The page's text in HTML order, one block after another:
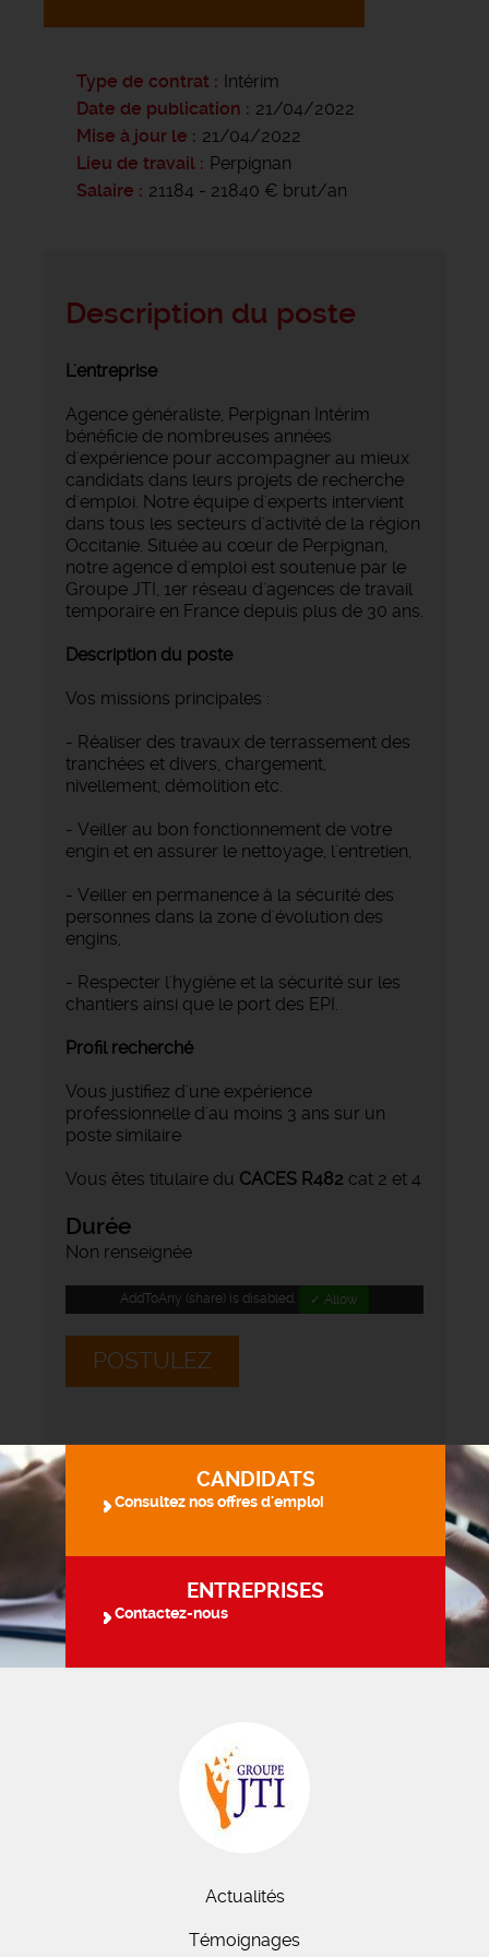
Type de contrat
Intérim
Date de publication
21/04/2022
Mise à jour le
21/04/2022
Lieu de travail
Perpignan
Salaire
21184 - 21840 € brut/an
Description du poste
L'entreprise
Agence généraliste, Perpignan Intérim
bénéficie de nombreuses années
d'expérience pour accompagner au mieux
candidats dans leurs projets de recherche
d'emploi. Notre équipe d'experts intervient
dans tous les secteurs d'activité de la région
Occitanie. Située au cœur de Perpignan,
notre agence d'emploi est soutenue par le
Groupe JTI, 1er réseau d'agences de travail
temporaire en France depuis plus de 30 ans.
Description du poste
Vos missions principales :
- Réaliser des travaux de terrassement des
tranchées et divers, chargement,
nivellement, démolition etc.
- Veiller au bon fonctionnement de votre
engin et en assurer le nettoyage, l'entretien,
- Veiller en permanence à la sécurité des
personnes dans la zone d'évolution des
engins,
- Respecter l'hygiène et la sécurité sur les
chantiers ainsi que le port des EPI.
Profil recherché
Vous justifiez d'une expérience
professionnelle d'au moins 3 ans sur un
poste similaire
Vous êtes titulaire du CACES R482 cat 2 et 4
Durée
Non renseignée
AddToAny (share) is disabled. ✓ Allow
POSTULEZ
CANDIDATS
Consultez nos offres d'emploi
ENTREPRISES
Contactez-nous
Actualités
Témoignages